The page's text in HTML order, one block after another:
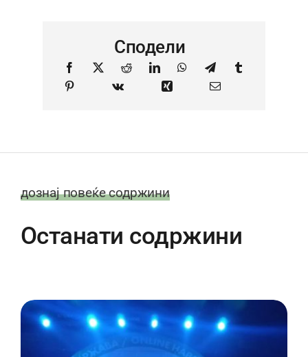
Сподели
дознај повеќе содржини
Останати содржини